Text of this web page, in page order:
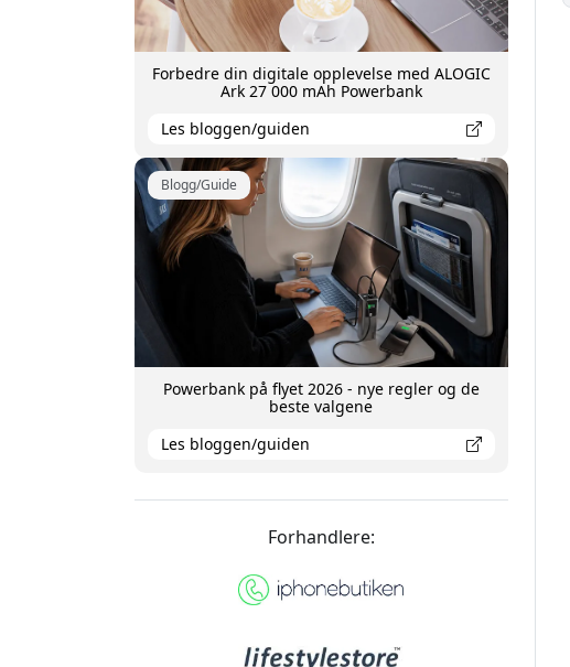
Forbedre din digitale opplevelse med ALOGIC
Ark 27 000 mAh Powerbank
Les bloggen/guiden
Blogg/Guide
Powerbank på flyet 2026 - nye regler og de
beste valgene
Les bloggen/guiden
Forhandlere: